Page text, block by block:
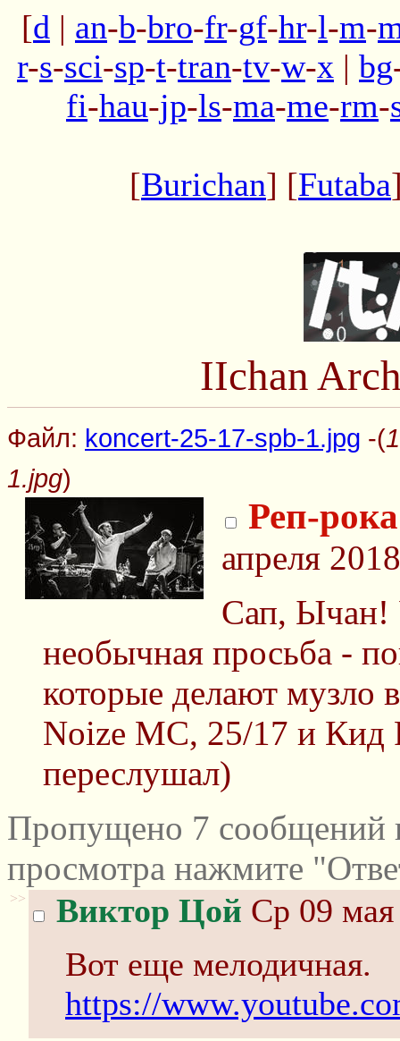
[d | an-b-bro-fr-gf-hr-l-m-
r-s-sci-sp-t-tran-tv-w-x | bg
fi-hau-jp-ls-ma-me-rm-
[Burichan] [Futaba
IIchan
Файл: koncert-25-17-spb-1.jpg -(
1.jpg)
Реп-
апреля
Сап, Ычан!
необычная просьба -
которые делают музло
Noize MC, 25/17 и Кид
переслушал)
Пропущено 7 сообщений
просмотра нажмите
>> Виктор Цой Ср 09
Вот еще мелодичная.
https://